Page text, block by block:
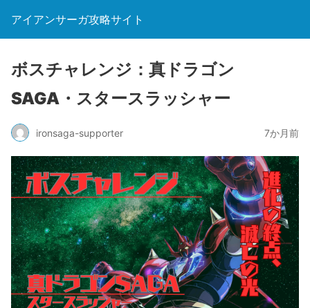
アイアンサーガ攻略サイト
ボスチャレンジ：真ドラゴン
SAGA・スタースラッシャー
ironsaga-supporter 7か月前